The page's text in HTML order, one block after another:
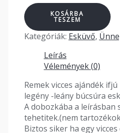
KOSÁRBA
TESZEM
Kategóriák: Esküvő,
Leírás
Vélemények (0)
Remek vicces ajándék
legény -leány búcsúra
A dobozkába a
tehetitek.(nem
Biztos siker ha egy